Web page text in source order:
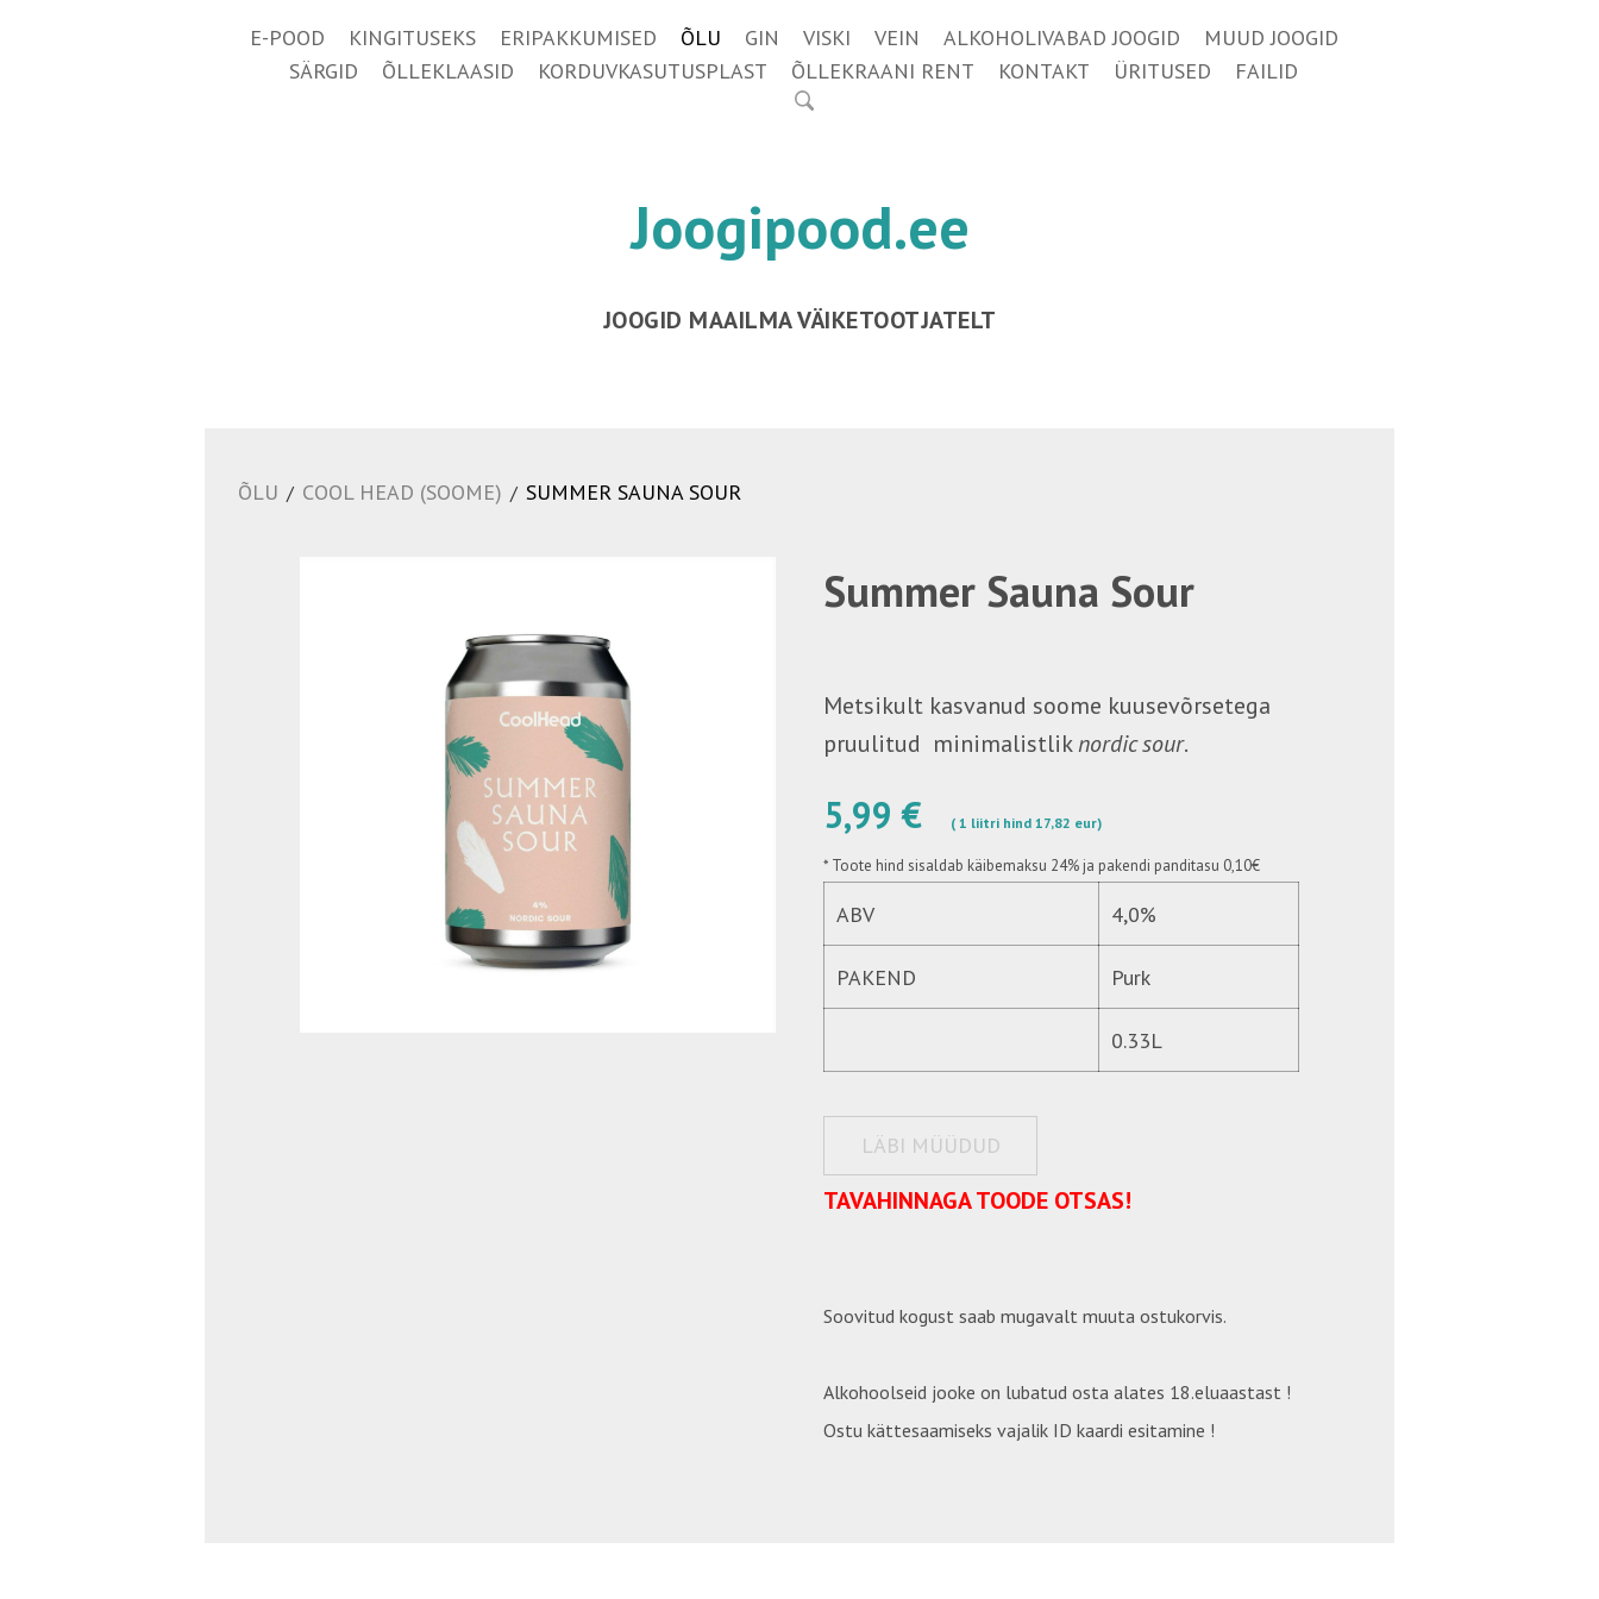
E-POOD KINGITUSEKS ERIPAKKUMISED ÕLU GIN VISKI VEIN ALKOHOLIVABAD JOOGID
MUUD JOOGID
SÄRGID
ÕLLEKLAASID KORDUVKASUTUSPLAST ÕLLEKRAANI RENT KONTAKT ÜRITUSED FAILID
Joogipood.ee
JOOGID MAAILMA VÄIKETOOTJATELT
ÕLU / COOL HEAD (SOOME) / SUMMER SAUNA SOUR
Summer Sauna Sour
Metsikult kasvanud soome kuusevõrsetega
pruulitud minimalistliknordic sour.
5,99 € ( 1 liitri hind 17,82 eur)
* Toote hind sisaldab käibemaksu 24% ja pakendi panditasu 0,10€
ABV 4,0%
PAKEND Purk
0.33L
LÄBI MÜÜDUD
TAVAHINNAGA TOODE OTSAS!
Soovitud kogust saab mugavalt muuta ostukorvis.
Alkohoolseid jooke on lubatud osta alates 18.eluaastast !
Ostu kättesaamiseks vajalik ID kaardi esitamine !